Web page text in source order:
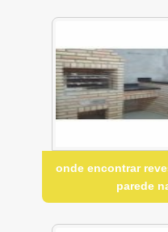
onde encontrar
parede